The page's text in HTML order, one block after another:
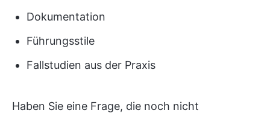
Dokumentation
Führungsstile
Fallstudien aus der Praxis
Haben Sie eine Frage, die noch nicht